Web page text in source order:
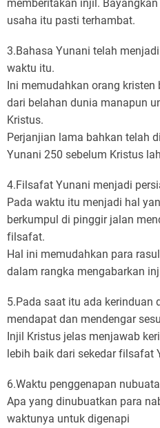
memberitakan injil.
usaha itu pasti terhambat.
3.Bahasa Yunani telah
waktu itu.
Ini memudahkan orang
dari belahan dunia manapun
Kristus.
Perjanjian lama bahkan telah
Yunani 250 sebelum Kristus
4.Filsafat Yunani menjadi
Pada waktu itu menjadi hal
berkumpul di pinggir jalan
filsafat.
Hal ini memudahkan para
dalam rangka mengabarkan
5.Pada saat itu ada kerinduan
mendapat dan mendengar
Injil Kristus jelas menjawab
lebih baik dari sekedar filsafat
6.Waktu penggenapan
Apa yang dinubuatkan para
waktunya untuk digenapi